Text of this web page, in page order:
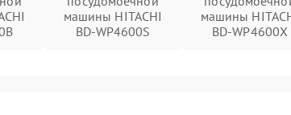
машины HITACHI
BD-WP4600S
машины
BD-WP4600X